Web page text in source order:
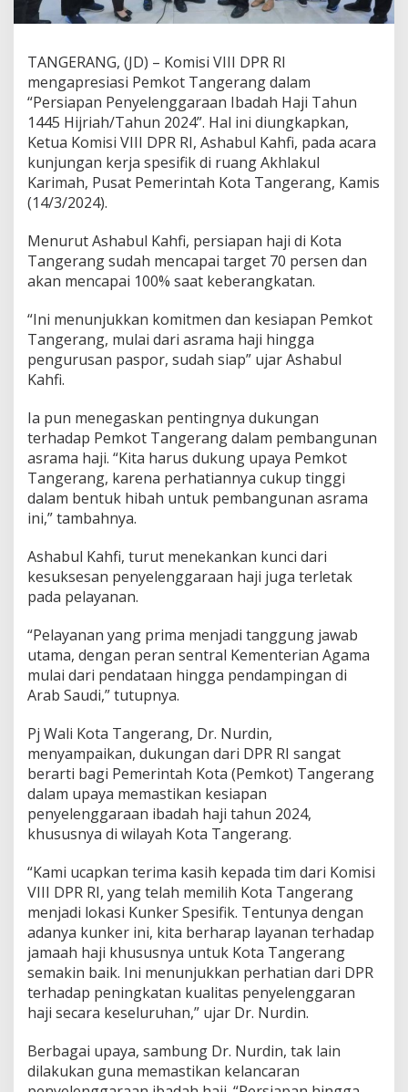
r
a
g
a
l
a
m
P
r
a
p
n
e
n
y
e
n
g
g
r
a
a
H
a
j
i
a
h
n
i
i
TANGERANG, (JD) – Komisi VIII DPR RI
mengapresiasi Pemkot Tangerang dalam
“Persiapan Penyelenggaraan Ibadah Haji Tahun
1445 Hijriah/Tahun 2024”. Hal ini diungkapkan,
Ketua Komisi VIII DPR RI, Ashabul Kahfi, pada acara
kunjungan kerja spesifik di ruang Akhlakul
Karimah, Pusat Pemerintah Kota Tangerang, Kamis
(14/3/2024).
Menurut Ashabul Kahfi, persiapan haji di Kota
Tangerang sudah mencapai target 70 persen dan
akan mencapai 100% saat keberangkatan.
“Ini menunjukkan komitmen dan kesiapan Pemkot
Tangerang, mulai dari asrama haji hingga
pengurusan paspor, sudah siap” ujar Ashabul
Kahfi.
Ia pun menegaskan pentingnya dukungan
terhadap Pemkot Tangerang dalam pembangunan
asrama haji. “Kita harus dukung upaya Pemkot
Tangerang, karena perhatiannya cukup tinggi
dalam bentuk hibah untuk pembangunan asrama
ini,” tambahnya.
Ashabul Kahfi, turut menekankan kunci dari
kesuksesan penyelenggaraan haji juga terletak
pada pelayanan.
“Pelayanan yang prima menjadi tanggung jawab
utama, dengan peran sentral Kementerian Agama
mulai dari pendataan hingga pendampingan di
Arab Saudi,” tutupnya.
Pj Wali Kota Tangerang, Dr. Nurdin,
menyampaikan, dukungan dari DPR RI sangat
berarti bagi Pemerintah Kota (Pemkot) Tangerang
dalam upaya memastikan kesiapan
penyelenggaraan ibadah haji tahun 2024,
khususnya di wilayah Kota Tangerang.
“Kami ucapkan terima kasih kepada tim dari Komisi
VIII DPR RI, yang telah memilih Kota Tangerang
menjadi lokasi Kunker Spesifik. Tentunya dengan
adanya kunker ini, kita berharap layanan terhadap
jamaah haji khususnya untuk Kota Tangerang
semakin baik. Ini menunjukkan perhatian dari DPR
terhadap peningkatan kualitas penyelenggaran
haji secara keseluruhan,” ujar Dr. Nurdin.
Berbagai upaya, sambung Dr. Nurdin, tak lain
dilakukan guna memastikan kelancaran